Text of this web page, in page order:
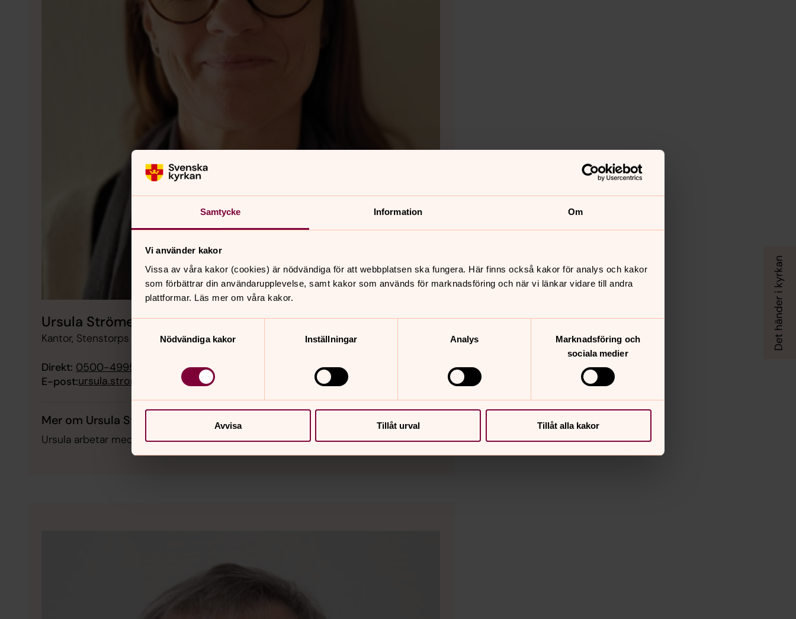
Samtycke Information Om
Vi använder kakor
Vissa av våra kakor (cookies) är nödvändiga för att webbplatsen ska fungera. Här finns också kakor för analys och kakor
som förbättrar din användarupplevelse, samt kakor som används för marknadsföring och när vi länkar vidare till andra
plattformar. Läs mer om våra kakor.
Samtyckesval
Nödvändiga kakor
Inställningar Analys
Marknadsföring och
sociala medier
Avvisa Tillåt urval Tillåt alla kakor
Ursula Strömer
Kantor, Stenstorps pastorat
Direkt: 0500-499509
070-7618120
E-post:ursula.stromer@svenskakyrkan.se
Mer om Ursula Strömer
Ursula arbetar med gudstjänster och leder barnkörerna i Broddetorp och Stenstorp.